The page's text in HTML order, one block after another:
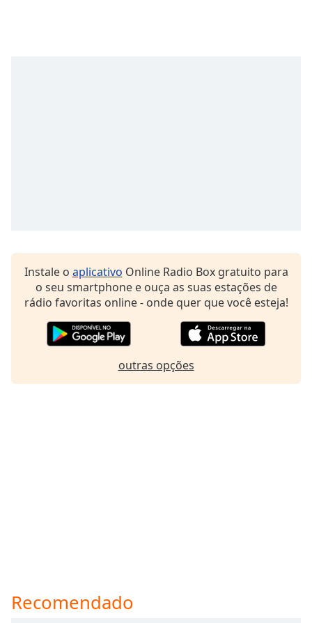
Instale o aplicativo Online Radio Box gratuito para
o seu smartphone e ouça as suas estações de
rádio favoritas online - onde quer que você esteja!
outras opções
Recomendado